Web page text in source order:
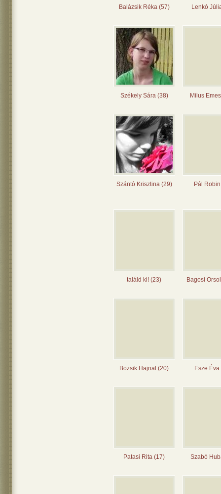
Balázsik Réka (57) Lenkó
Székely Sára (38) Milus
Szántó Krisztina (29) Pál
találd ki! (23) Bagosi
Bozsik Hajnal (20) Esze
Patasi Rita (17) Szabó